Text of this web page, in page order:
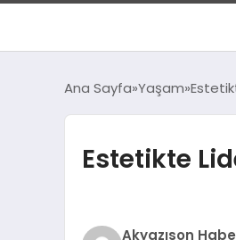
Ana Sayfa Yaşam
Estetikte
Akyazıson